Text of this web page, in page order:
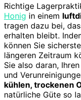
Richtige
Honig in einem
tragen dazu bei,
erhalten bleibt.
können Sie
längeren Zeitraum
Sie also daran,
und
kühlen, trockenen
natürliche Güte so